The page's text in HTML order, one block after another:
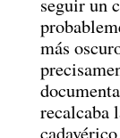
seguir un
más
recalcaba